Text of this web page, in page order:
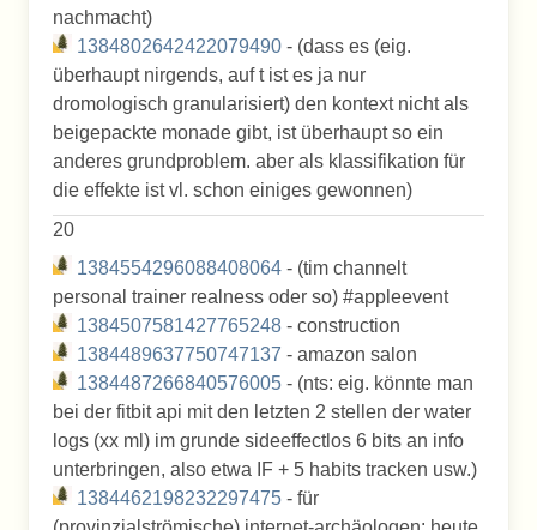
nachmacht)
1384802642422079490 - (dass es (eig.
überhaupt nirgends, auf t ist es ja nur
dromologisch granularisiert) den kontext nicht als
beigepackte monade gibt, ist überhaupt so ein
anderes grundproblem. aber als klassifikation für
die effekte ist vl. schon einiges gewonnen)
20
1384554296088408064 - (tim channelt
personal trainer realness oder so) #appleevent
1384507581427765248 - construction
1384489637750747137 - amazon salon
1384487266840576005 - (nts: eig. könnte man
bei der fitbit api mit den letzten 2 stellen der water
logs (xx ml) im grunde sideeffectlos 6 bits an info
unterbringen, also etwa IF + 5 habits tracken usw.)
1384462198232297475 - für